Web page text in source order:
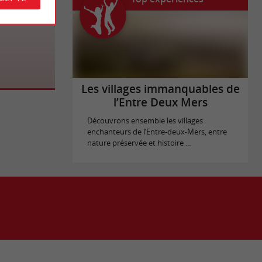
Les villages immanquables de
l’Entre Deux Mers
Découvrons ensemble les villages
enchanteurs de l’Entre-deux-Mers, entre
nature préservée et histoire ...